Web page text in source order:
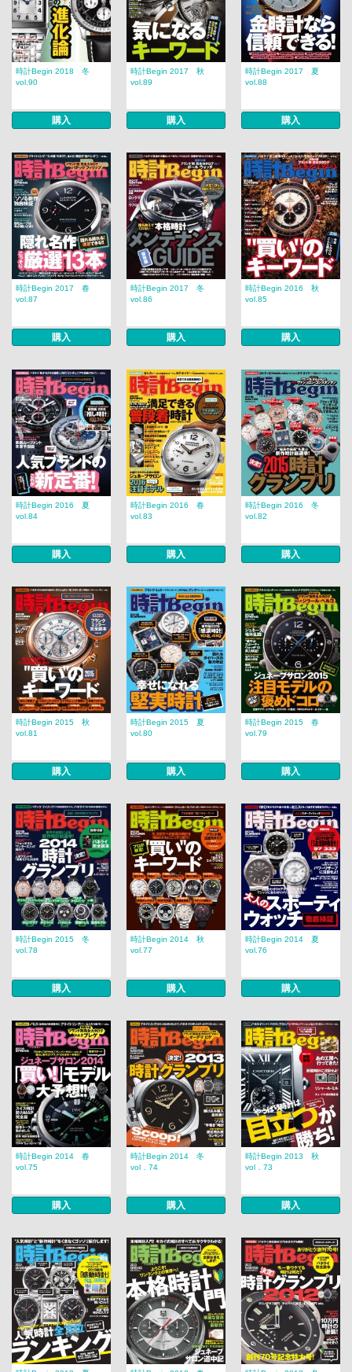
時計Begin 2018 冬
vol.90
購入
時計Begin 2017 秋
vol.89
購入
時計Begin 2017 夏
vol.88
購入
時計Begin 2017 春
vol.87
購入
時計Begin 2017 冬
vol.86
購入
時計Begin 2016 秋
vol.85
購入
時計Begin 2016 夏
vol.84
購入
時計Begin 2016 春
vol.83
購入
時計Begin 2016 冬
vol.82
購入
時計Begin 2015 秋
vol.81
購入
時計Begin 2015 夏
vol.80
購入
時計Begin 2015 春
vol.79
購入
時計Begin 2015 冬
vol.78
購入
時計Begin 2014 秋
vol.77
購入
時計Begin 2014 夏
vol.76
購入
時計Begin 2014 春
vol.75
購入
時計Begin 2014 冬
vol．74
購入
時計Begin 2013 秋
vol．73
購入